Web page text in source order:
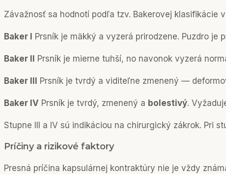
Závažnosť sa hodnotí podľa tzv. Bakerovej klasifikácie
Baker I Prsník je mäkký a vyzerá prirodzene. Puzdro
Baker II Prsník je mierne tuhší, no navonok vyzerá
Baker III Prsník je tvrdý a viditeľne zmenený —
Baker IV Prsník je tvrdý, zmenený a bolestivý.
Stupne III a IV sú indikáciou na chirurgický zákrok. Pri
Príčiny a rizikové faktory
Presná príčina kapsulárnej kontraktúry nie je vždy